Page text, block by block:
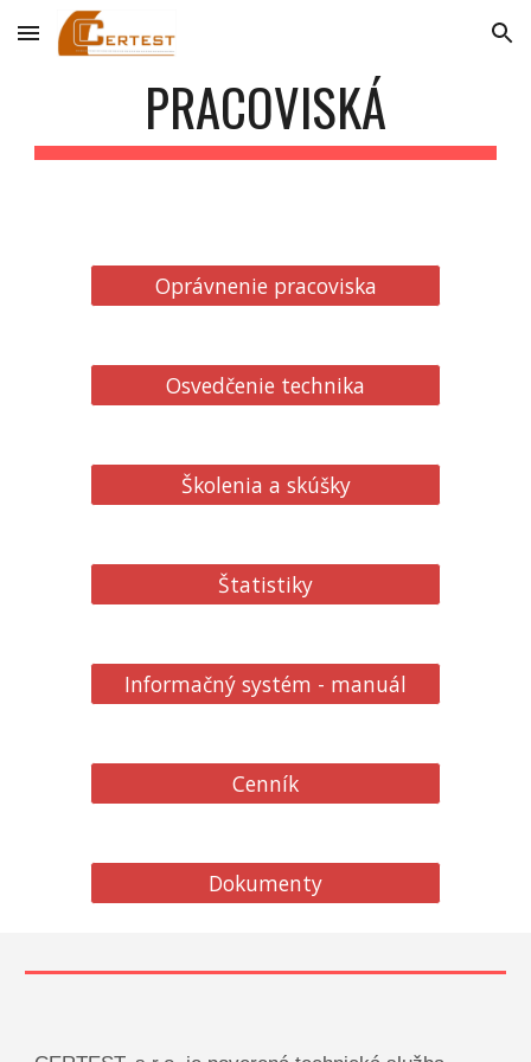
Skip to main content Skip to navigation
PRACOVISKÁ
Oprávnenie pracoviska
Osvedčenie technika
Školenia a skúšky
Štatistiky
Informačný systém - manuál
Cenník
Dokumenty